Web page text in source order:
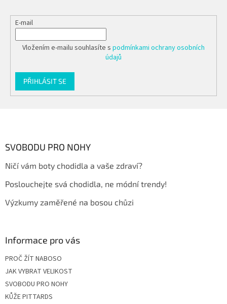
E-mail
Vložením e-mailu souhlasíte s podmínkami ochrany osobních
údajů
PŘIHLÁSIT SE
SVOBODU PRO NOHY
Ničí vám boty chodidla a vaše zdraví?
Poslouchejte svá chodidla, ne módní trendy!
Výzkumy zaměřené na bosou chůzi
Informace pro vás
PROČ ŽÍT NABOSO
JAK VYBRAT VELIKOST
SVOBODU PRO NOHY
KŮŽE PITTARDS